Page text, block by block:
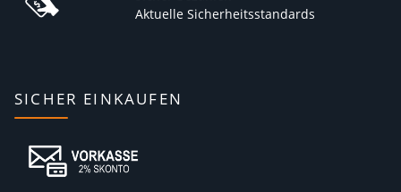
Aktuelle Sicherheitsstandards
SICHER EINKAUFEN